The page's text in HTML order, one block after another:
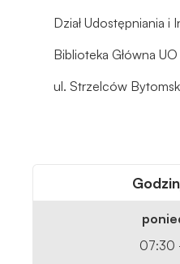
Dział Udostępniania i
Biblioteka Główna UO
ul. Strzelców
07:30